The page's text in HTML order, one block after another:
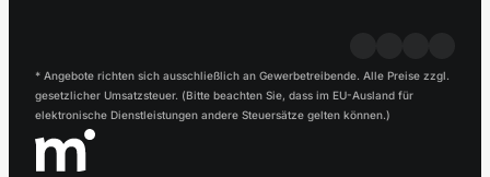
* Angebote richten sich ausschließlich an Gewerbetreibende. Alle Preise zzgl.
gesetzlicher Umsatzsteuer. (Bitte beachten Sie, dass im EU-Ausland für
elektronische Dienstleistungen andere Steuersätze gelten können.)